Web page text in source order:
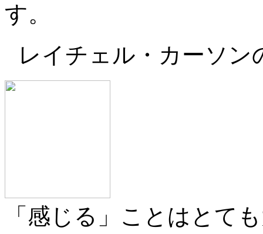
す。
レイチェル・カーソン
「感じる」ことはとて